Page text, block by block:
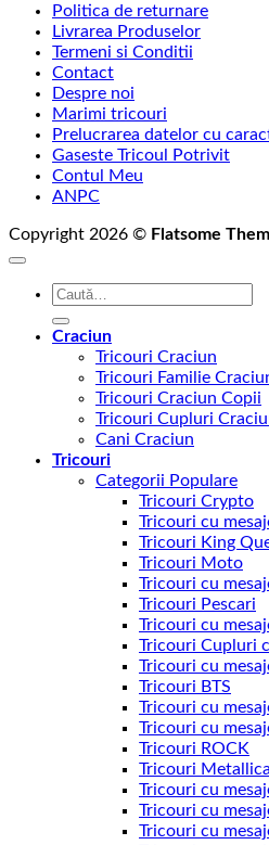
109,00 lei
până
la
Politica de returnare
Livrarea Produselor
Termeni si Conditii
Contact
Despre noi
Marimi tricouri
Prelucrarea datelor cu
Gaseste Tricoul Potrivit
Contul Meu
ANPC
Copyright 2026 © Flatsome
Caută
Craciun
Tricouri Craciun
Tricouri Familie
Tricouri Craciun Copii
Tricouri Cupluri
Cani Craciun
Tricouri
Categorii Populare
Tricouri Crypto
Tricouri cu
Tricouri King
Tricouri Moto
Tricouri cu
Tricouri Pescari
Tricouri cu
Tricouri Cupluri
Tricouri cu
Tricouri BTS
Tricouri cu
Tricouri cu
Tricouri ROCK
Tricouri Metallica
Tricouri cu
Tricouri cu
Tricouri cu